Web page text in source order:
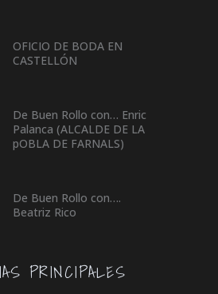
OFICIO DE BODA EN
CASTELLÓN
De Buen Rollo con… Enric
Palanca (ALCALDE DE LA
pOBLA DE FARNALS)
De Buen Rollo con….
Beatriz Rico
PRINCIPALES